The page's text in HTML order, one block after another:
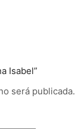
Isabel”
será publicada.